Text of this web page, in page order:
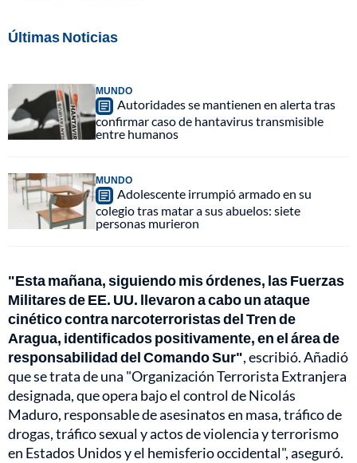
Últimas Noticias
MUNDO
Autoridades se mantienen en alerta tras
confirmar caso de hantavirus transmisible
entre humanos
MUNDO
Adolescente irrumpió armado en su
colegio tras matar a sus abuelos: siete
personas murieron
"Esta mañana, siguiendo mis órdenes, las Fuerzas
Militares de EE. UU. llevaron a cabo un ataque
cinético contra narcoterroristas del Tren de
Aragua, identificados positivamente, en el área de
responsabilidad del Comando Sur", escribió. Añadió
que se trata de una "Organización Terrorista Extranjera
designada, que opera bajo el control de Nicolás
Maduro, responsable de asesinatos en masa, tráfico de
drogas, tráfico sexual y actos de violencia y terrorismo
en Estados Unidos y el hemisferio occidental", aseguró.